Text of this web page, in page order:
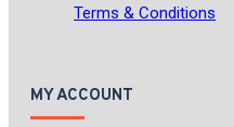
Terms & Conditions
MY ACCOUNT